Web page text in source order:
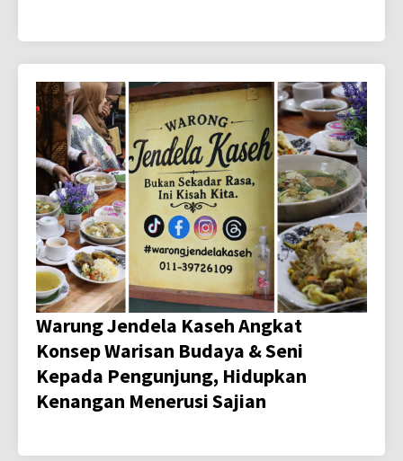
Warung Jendela Kaseh Angkat
Konsep Warisan Budaya & Seni
Kepada Pengunjung, Hidupkan
Kenangan Menerusi Sajian